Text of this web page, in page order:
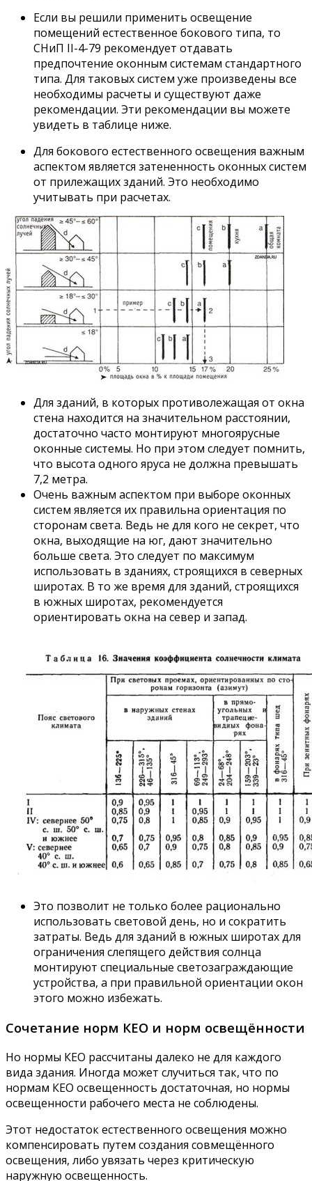
Если вы решили применить освещение
помещений естественное бокового типа, то
СНиП II-4-79 рекомендует отдавать
предпочтение оконным системам стандартного
типа. Для таковых систем уже произведены все
необходимы расчеты и существуют даже
рекомендации. Эти рекомендации вы можете
увидеть в таблице ниже.
Для бокового естественного освещения важным
аспектом является затененность оконных систем
от прилежащих зданий. Это необходимо
учитывать при расчетах.
Для зданий, в которых противолежащая от окна
стена находится на значительном расстоянии,
достаточно часто монтируют многоярусные
оконные системы. Но при этом следует помнить,
что высота одного яруса не должна превышать
7,2 метра.
Очень важным аспектом при выборе оконных
систем является их правильна ориентация по
сторонам света. Ведь не для кого не секрет, что
окна, выходящие на юг, дают значительно
больше света. Это следует по максимум
использовать в зданиях, строящихся в северных
широтах. В то же время для зданий, строящихся
в южных широтах, рекомендуется
ориентировать окна на север и запад.
Это позволит не только более рационально
использовать световой день, но и сократить
затраты. Ведь для зданий в южных широтах для
ограничения слепящего действия солнца
монтируют специальные светозаграждающие
устройства, а при правильной ориентации окон
этого можно избежать.
Сочетание норм КЕО и норм освещённости
Но нормы КЕО рассчитаны далеко не для каждого
вида здания. Иногда может случиться так, что по
нормам КЕО освещенность достаточная, но нормы
освещенности рабочего места не соблюдены.
Этот недостаток естественного освещения можно
компенсировать путем создания совмещённого
освещения, либо увязать через критическую
наружную освещенность.